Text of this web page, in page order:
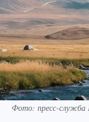
Фото: пресс-